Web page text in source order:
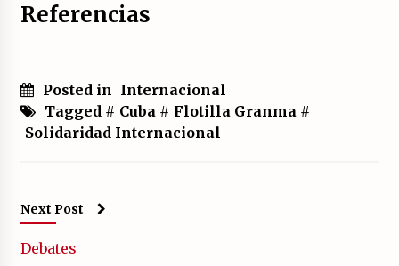
Referencias
Posted in Internacional
Tagged # Cuba# Flotilla Granma#
Solidaridad Internacional
Next Post
Debates